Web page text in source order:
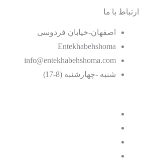
ارتباط با ما
اصفهان-خیابان فردوسی
Entekhabehshoma
info@entekhabehshoma.com
شنبه -چهارشنبه (8-17)